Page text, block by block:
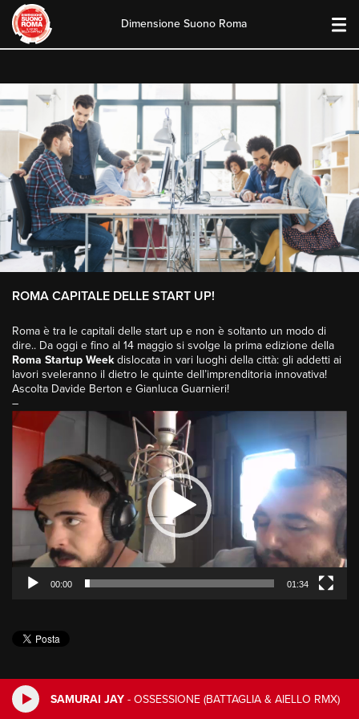
SAMURAI JAY - OSSESSIONE (BATTAGLIA & AIELLO RMX)
content
Dimensione Suono Roma
ROMA CAPITALE DELLE START UP!
Roma è tra le capitali delle start up e non è soltanto un modo di
dire.. Da oggi e fino al 14 maggio si svolge la prima edizione della
Roma Startup Weekdislocata in vari luoghi della città: gli addetti ai
lavori sveleranno il dietro le quinte dell’imprenditoria innovativa!
Ascolta Davide Berton e Gianluca Guarnieri!
–
Video
Player
00:00 01:34